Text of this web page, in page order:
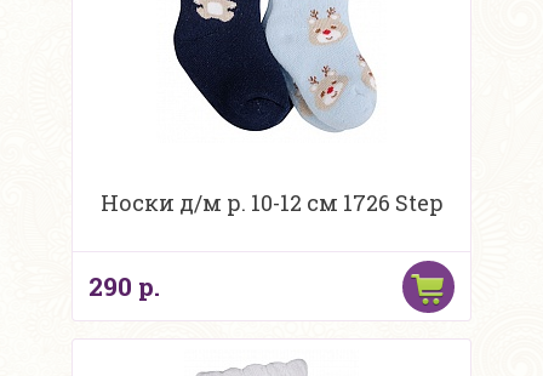
Носки д/м р. 10-12 см 1726 Step
290 р.